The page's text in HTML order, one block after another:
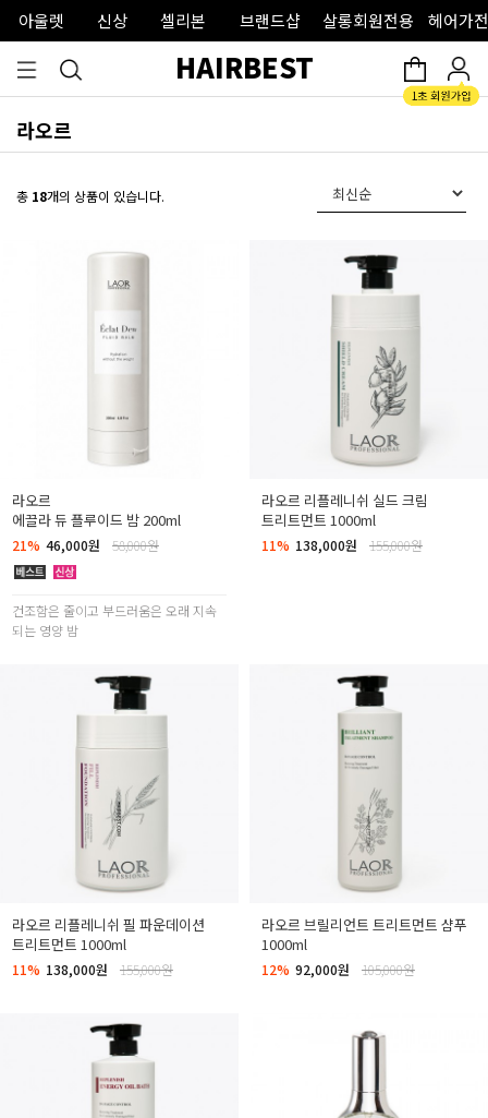
아울렛 신상 셀리본 브랜드샵 살롱회원전용 헤어가
HAIRBEST
라오르
총 18개의 상품이 있습니다.
라오르
에끌라 듀 플루이드 밤 200ml
21% 46,000원 58,000원
건조함은 줄이고 부드러움은 오래 지속
되는 영양 밤
라오르 리플레니쉬 실드 크림
트리트먼트 1000ml
11% 138,000원 155,000원
라오르 리플레니쉬 필 파운데이션
트리트먼트 1000ml
11% 138,000원 155,000원
라오르 브릴리언트 트리트먼트 샴푸
1000ml
12% 92,000원 105,000원